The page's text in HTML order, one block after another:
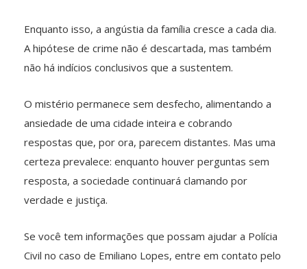
Enquanto isso, a angústia da família cresce a cada dia.
A hipótese de crime não é descartada, mas também
não há indícios conclusivos que a sustentem.
O mistério permanece sem desfecho, alimentando a
ansiedade de uma cidade inteira e cobrando
respostas que, por ora, parecem distantes. Mas uma
certeza prevalece: enquanto houver perguntas sem
resposta, a sociedade continuará clamando por
verdade e justiça.
Se você tem informações que possam ajudar a Polícia
Civil no caso de Emiliano Lopes, entre em contato pelo